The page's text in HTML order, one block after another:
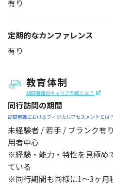
有り
定期的なカンファレンス
有り
教育体制
訪問看護のキャリア形成とは？
同行訪問の期間
訪問看護におけるフィジカルアセスメントとは？
未経験者 / 若手 / ブランク有
用者中心
※経験・能力・特性を見極め
ている
※同行期間も同様に1～3ヶ月